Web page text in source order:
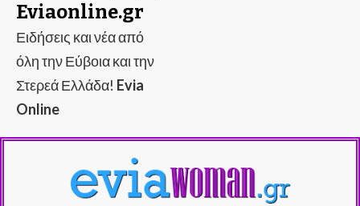
Eviaonline.gr
Ειδήσεις και νέα από
όλη την Εύβοια και την
Στερεά Ελλάδα! Evia
Online